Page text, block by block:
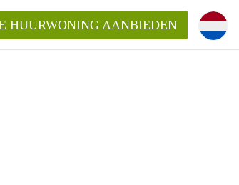
HUURWONING AANBIEDEN